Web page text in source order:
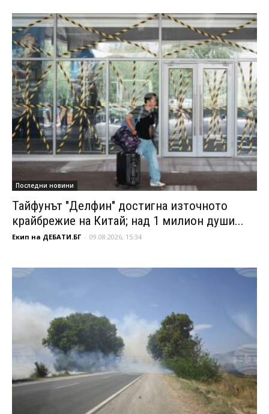
Последни новини
Тайфунът "Делфин" достигна източното
крайбрежие на Китай; над 1 милион души...
Екип на ДЕБАТИ.БГ - 09.08.2026, 15:34